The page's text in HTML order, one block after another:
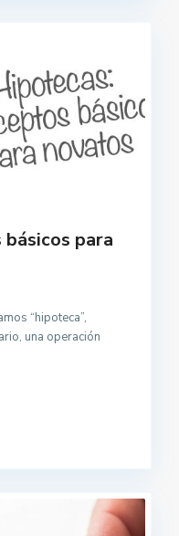
para
“hipoteca”,
una operación